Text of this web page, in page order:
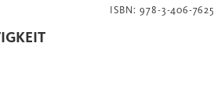
ISBN: 978-3-406-